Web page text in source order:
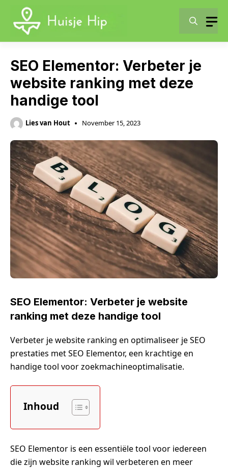
content
SEO Elementor: Verbeter je
website ranking met deze
handige tool
Lies van Hout November 15, 2023
SEO Elementor: Verbeter je website
ranking met deze handige tool
Verbeter je website ranking en optimaliseer je SEO
prestaties met SEO Elementor, een krachtige en
handige tool voor zoekmachineoptimalisatie.
Inhoud
SEO Elementor is een essentiële tool voor iedereen
die zijn website ranking wil verbeteren en meer